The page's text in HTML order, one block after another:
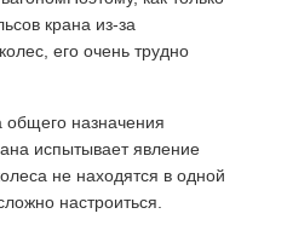
крана из-за
его очень трудно
общего назначения
испытывает явление
не находятся в одной
настроиться.